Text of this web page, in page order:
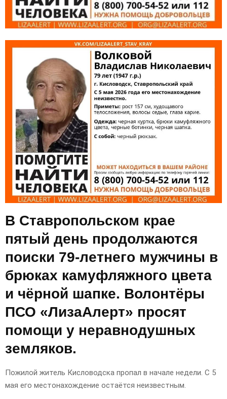
В Ставропольском крае
пятый день продолжаются
поиски 79-летнего мужчины в
брюках камуфляжного цвета
и чёрной шапке. Волонтёры
ПСО «ЛизаАлерт» просят
помощи у неравнодушных
земляков.
Пожилой житель Кисловодска пропал в начале недели. С 5
мая его местонахождение остаётся неизвестным.